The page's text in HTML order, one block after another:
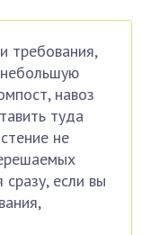
требования,
навоз
туда
не
если вы